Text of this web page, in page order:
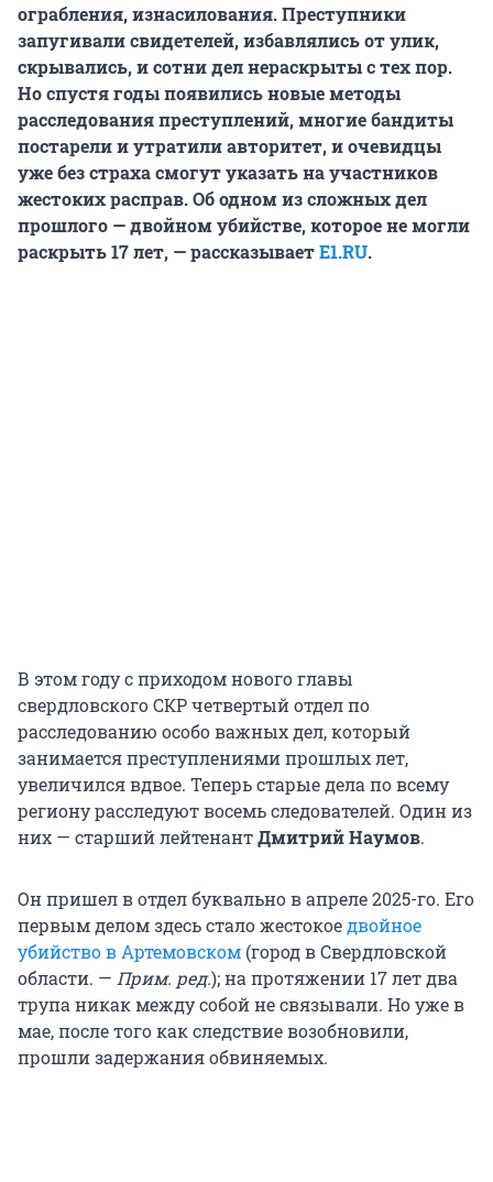
ограбления, изнасилования. Преступники
запугивали свидетелей, избавлялись от улик,
скрывались, и сотни дел нераскрыты с тех пор.
Но спустя годы появились новые методы
расследования преступлений, многие бандиты
постарели и утратили авторитет, и очевидцы
уже без страха смогут указать на участников
жестоких расправ. Об одном из сложных дел
прошлого — двойном убийстве, которое не могли
раскрыть 17 лет, — рассказываетE1.RU.
В этом году с приходом нового главы
свердловского СКР четвертый отдел по
расследованию особо важных дел, который
занимается преступлениями прошлых лет,
увеличился вдвое. Теперь старые дела по всему
региону расследуют восемь следователей. Один из
них — старший лейтенантДмитрий Наумов.
Он пришел в отдел буквально в апреле 2025-го. Его
первым делом здесь стало жестокоедвойное
убийство в Артемовском (город в Свердловской
области. — Прим. ред.); на протяжении 17 лет два
трупа никак между собой не связывали. Но уже в
мае, после того как следствие возобновили,
прошли задержания обвиняемых.